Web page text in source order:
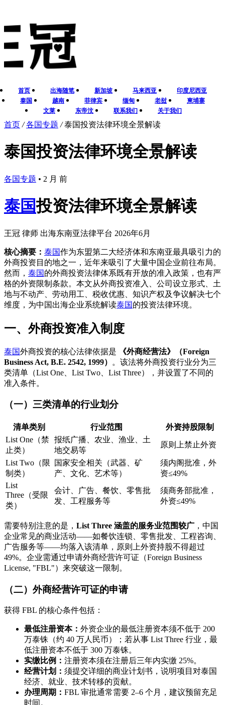
首页 出海随笔 新加坡 马来西亚
印度尼西亚
泰国
越南 菲律宾 缅甸 老挝
柬埔寨
文莱
东帝汶 联系我们 关于我们
首页 / 各国专题 / 泰国投资法律环境全景解读
泰国投资法律环境全景解读
各国专题 • 2 月 前
泰国投资法律环境全景解读
王冠 律师 出海东南亚法律平台 2026年6月
核心摘要： 泰国作为东盟第二大经济体和东南亚最具吸引力的
外商投资目的地之一，近年来吸引了大量中国企业前往布局。
然而， 泰国的外商投资法律体系既有开放的准入政策，也有严
格的外资限制条款。本文从外商投资准入、公司设立形式、土
地与不动产、劳动用工、税收优惠、知识产权及争议解决七个
维度，为中国出海企业系统解读泰国的投资法律环境。
一、外商投资准入制度
泰国外商投资的核心法律依据是
《外商经营法》（Foreign
Business Act, B.E. 2542, 1999）
。该法将外商投资行业分为三
类清单（List One、List Two、List Three），并设置了不同的
准入条件。
（一）三类清单的行业划分
清单类别 行业范围
外资持股限制
List One（禁
止类）
报纸广播、农业、渔业、土
地交易等
原则上禁止外资
List Two（限
制类）
国家安全相关（武器、矿
产、文化、艺术等）
须内阁批准，外
资≤49%
List
Three（受限
类）
会计、广告、餐饮、零售批
发、工程服务等
须商务部批准，
外资≤49%
需要特别注意的是， List Three 涵盖的服务业范围较广 ，中国
企业常见的商业活动——如餐饮连锁、零售批发、工程咨询、
广告服务等——均落入该清单，原则上外资持股不得超过
49%。企业需通过申请外商经营许可证（Foreign Business
License, "FBL"）来突破这一限制。
（二）外商经营许可证的申请
获得 FBL 的核心条件包括：
最低注册资本： 外资企业的最低注册资本须不低于 200
万泰铢（约 40 万人民币）；若从事 List Three 行业，最
低注册资本不低于 300 万泰铢。
实缴比例： 注册资本须在注册后三年内实缴 25%。
经营计划： 须提交详细的商业计划书，说明项目对泰国
经济、就业、技术转移的贡献。
办理周期： FBL 审批通常需要 2–6 个月，建议预留充足
时间。